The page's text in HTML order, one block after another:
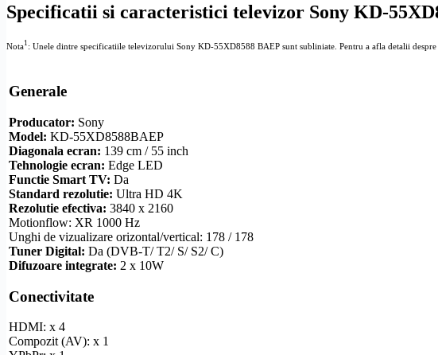
Specificatii si caracteristici televizor Sony KD-
Nota1 : Unele dintre specificatiile televizorului Sony KD-55XD8588 BAEP sunt subliniate. Pentru a afla detalii
Generale
Producator: Sony
Model: KD-55XD8588BAEP
Diagonala ecran: 139 cm / 55 inch
Tehnologie ecran: Edge LED
Functie Smart TV: Da
Standard rezolutie: Ultra HD 4K
Rezolutie efectiva: 3840 x 2160
Motionflow: XR 1000 Hz
Unghi de vizualizare orizontal/vertical: 178 / 178
Tuner Digital: Da (DVB-T/ T2/ S/ S2/ C)
Difuzoare integrate: 2 x 10W
Conectivitate
HDMI: x 4
Compozit (AV): x 1